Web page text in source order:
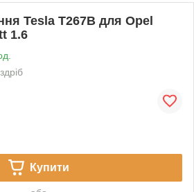
Tesla T267B для Opel
1.6
Купити